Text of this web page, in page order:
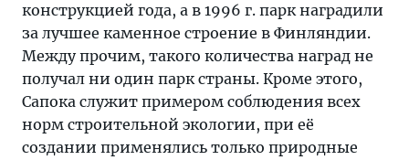
конструкцией года, а в 1996 г. парк наградили
за лучшее каменное строение в Финляндии.
Между прочим, такого количества наград не
получал ни один парк страны. Кроме этого,
Сапока служит примером соблюдения всех
норм строительной экологии, при её
создании применялись только природные